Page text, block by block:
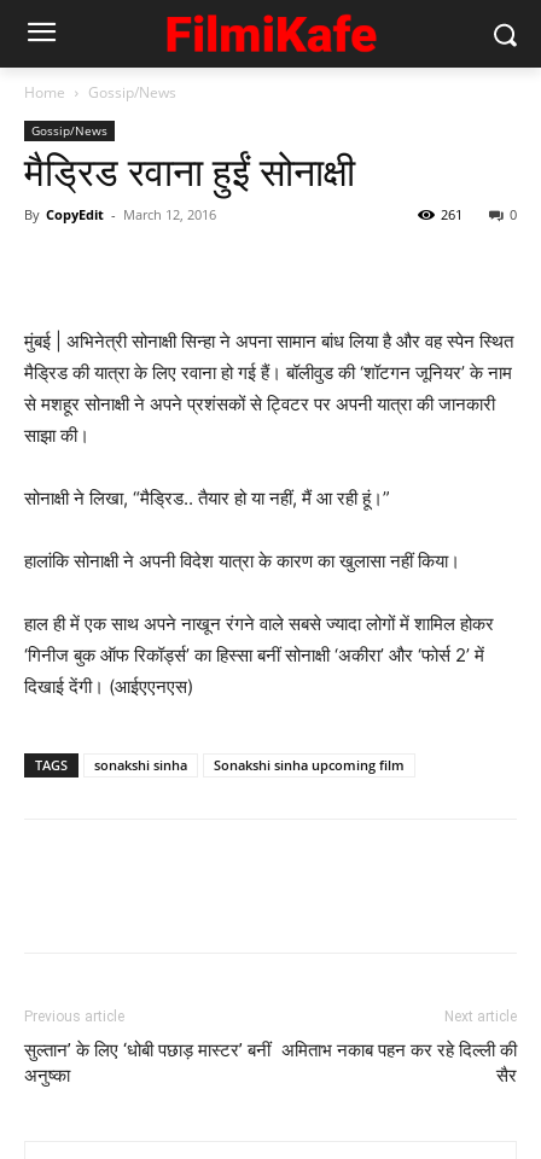
Home Gossip/News
Gossip/News
मैड्रिड रवाना हुईं सोनाक्षी
By CopyEdit - March 12, 2016 0
261
मुंबई | अभिनेत्री सोनाक्षी सिन्हा ने अपना सामान बांध लिया है और वह स्पेन स्थित
मैड्रिड की यात्रा के लिए रवाना हो गई हैं। बॉलीवुड की ‘शॉटगन जूनियर’ के नाम
से मशहूर सोनाक्षी ने अपने प्रशंसकों से ट्विटर पर अपनी यात्रा की जानकारी
साझा की।
सोनाक्षी ने लिखा, “मैड्रिड.. तैयार हो या नहीं, मैं आ रही हूं।”
हालांकि सोनाक्षी ने अपनी विदेश यात्रा के कारण का खुलासा नहीं किया।
हाल ही में एक साथ अपने नाखून रंगने वाले सबसे ज्यादा लोगों में शामिल होकर
‘गिनीज बुक ऑफ रिकॉर्ड्स’ का हिस्सा बनीं सोनाक्षी ‘अकीरा’ और ‘फोर्स 2’ में
दिखाई देंगी। (आईएएनएस)
TAGS sonakshi sinha Sonakshi sinha upcoming film
Previous article
सुल्तान’ के लिए ‘धोबी पछाड़ मास्टर’ बनीं
अनुष्का
Next article
अमिताभ नकाब पहन कर रहे दिल्ली की
सैर